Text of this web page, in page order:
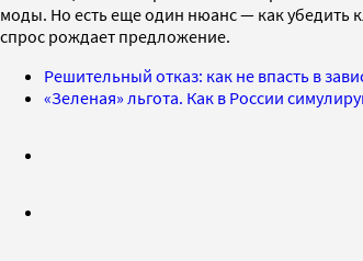
моды. Но есть еще один нюанс — как убедить
спрос рождает предложение.
Решительный отказ: как не впасть в
«Зеленая» льгота. Как в России